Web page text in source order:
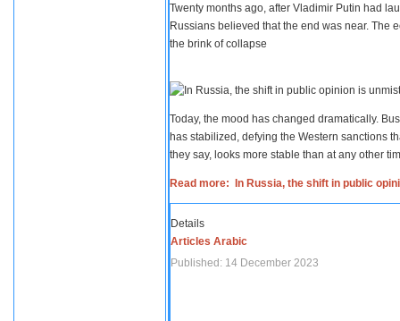
Twenty months ago, after Vladimir Putin had
Russians believed that the end was near. The
the brink of collapse
Today, the mood has changed dramatically.
has stabilized, defying the Western sanctions
they say, looks more stable than at any other
Read more: In Russia, the shift in public
Details
Articles Arabic
Published: 14 December 2023